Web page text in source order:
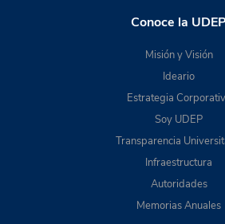
Conoce la UDEP
Misión y Visión
Ideario
Estrategia
Soy UDEP
Transparencia
Infraestructura
Autoridades
Memorias Anuales